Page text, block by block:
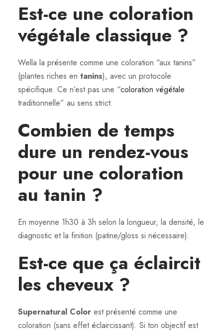
Est-ce une coloration
végétale classique ?
Wella la présente comme une coloration “aux tanins”
(plantes riches en tanins), avec un protocole
spécifique. Ce n’est pas une “coloration végétale
traditionnelle” au sens strict.
Combien de temps
dure un rendez-vous
pour une coloration
au tanin ?
En moyenne 1h30 à 3h selon la longueur, la densité, le
diagnostic et la finition (patine/gloss si nécessaire).
Est-ce que ça éclaircit
les cheveux ?
Supernatural Color est présenté comme une
coloration (sans effet éclaircissant). Si ton objectif est